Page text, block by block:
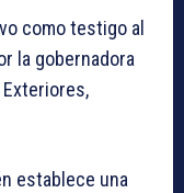
como testigo al
la gobernadora
establece una